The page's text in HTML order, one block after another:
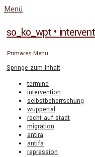
Menü
so_ko_wpt •
Primäres Menü
Springe zum Inhalt
termine
intervention
selbstbeherrschung
wuppertal
recht auf stadt
migration
antira
antifa
repression